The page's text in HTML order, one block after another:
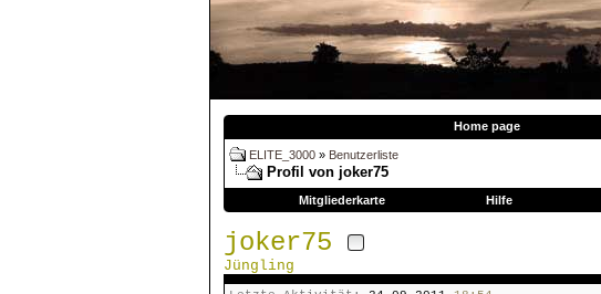
Home page
ELITE_3000 » Benutzerliste
Profil von joker75
Mitgliederkarte
Hilfe
joker75
Jüngling